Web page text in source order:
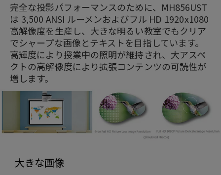
完全な投影パフォーマンスのために、MH856UST
は 3,500 ANSI ルーメンおよびフル HD 1920x1080
高解像度を生産し、大きな明るい教室でもクリア
でシャープな画像とテキストを目指しています。
高輝度により授業中の照明が維持され、大アスペ
クトの高解像度により拡張コンテンツの可読性が
増します。
大きな画像